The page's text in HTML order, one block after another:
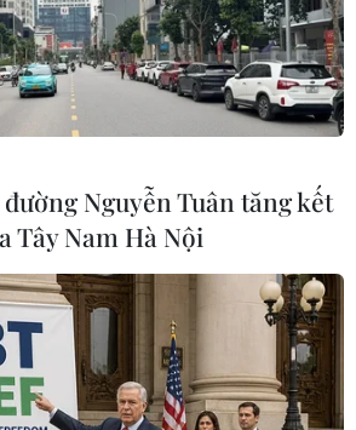
Hoàng Hiếu/TTXVN)
Nguyễn Tuân tăng kết
Tây Nam Hà Nội